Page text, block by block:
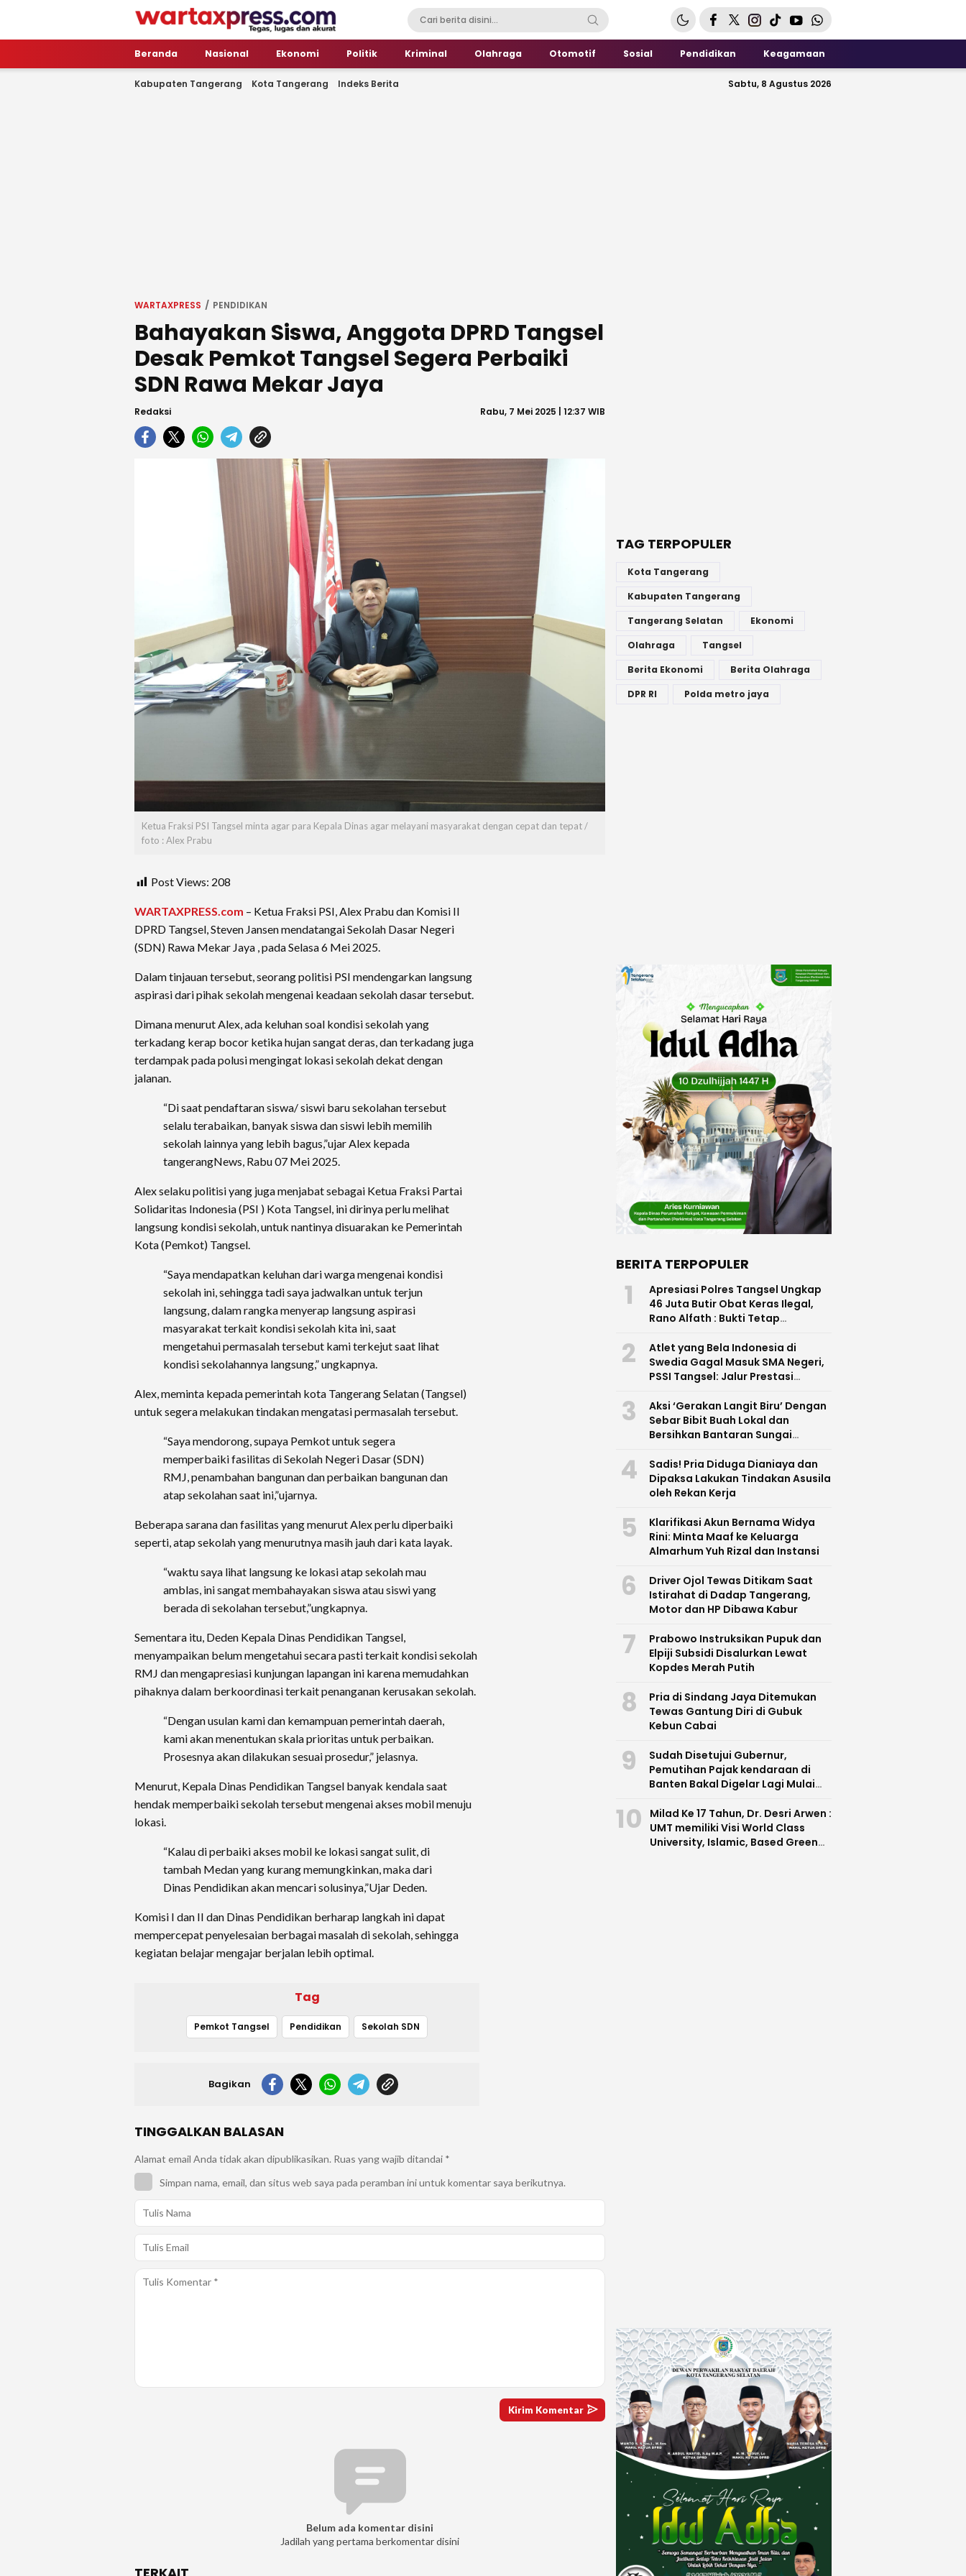
WartaXpress
Tegas, Lugas dan Akurat
Beranda Nasional Ekonomi Politik Kriminal Olahraga Otomotif Sosial Pendidikan Keagamaan
Kabupaten Tangerang Kota Tangerang Indeks Berita Sabtu, 8 Agustus 2026
WARTAXPRESS PENDIDIKAN
Bahayakan Siswa, Anggota DPRD Tangsel
Desak Pemkot Tangsel Segera Perbaiki
SDN Rawa Mekar Jaya
Redaksi Rabu, 7 Mei 2025 | 12:37 WIB
Ketua Fraksi PSI Tangsel minta agar para Kepala Dinas agar melayani masyarakat dengan cepat dan tepat /
foto : Alex Prabu
Post Views: 208
WARTAXPRESS.com – Ketua Fraksi PSI, Alex Prabu dan Komisi II
DPRD Tangsel, Steven Jansen mendatangai Sekolah Dasar Negeri
(SDN) Rawa Mekar Jaya , pada Selasa 6 Mei 2025.
Dalam tinjauan tersebut, seorang politisi PSI mendengarkan langsung
aspirasi dari pihak sekolah mengenai keadaan sekolah dasar tersebut.
Dimana menurut Alex, ada keluhan soal kondisi sekolah yang
terkadang kerap bocor ketika hujan sangat deras, dan terkadang juga
terdampak pada polusi mengingat lokasi sekolah dekat dengan
jalanan.
“Di saat pendaftaran siswa/ siswi baru sekolahan tersebut
selalu terabaikan, banyak siswa dan siswi lebih memilih
sekolah lainnya yang lebih bagus,”ujar Alex kepada
tangerangNews, Rabu 07 Mei 2025.
Alex selaku politisi yang juga menjabat sebagai Ketua Fraksi Partai
Solidaritas Indonesia (PSI ) Kota Tangsel, ini dirinya perlu melihat
langsung kondisi sekolah, untuk nantinya disuarakan ke Pemerintah
Kota (Pemkot) Tangsel.
“Saya mendapatkan keluhan dari warga mengenai kondisi
sekolah ini, sehingga tadi saya jadwalkan untuk terjun
langsung, dalam rangka menyerap langsung aspirasi
masyarakat terkait kondisi sekolah kita ini, saat
mengetahui permasalah tersebut kami terkejut saat lihat
kondisi sekolahannya langsung,” ungkapnya.
Alex, meminta kepada pemerintah kota Tangerang Selatan (Tangsel)
untuk segera melakukan tindakan mengatasi permasalah tersebut.
“Saya mendorong, supaya Pemkot untuk segera
memperbaiki fasilitas di Sekolah Negeri Dasar (SDN)
RMJ, penambahan bangunan dan perbaikan bangunan dan
atap sekolahan saat ini,”ujarnya.
Beberapa sarana dan fasilitas yang menurut Alex perlu diperbaiki
seperti, atap sekolah yang menurutnya masih jauh dari kata layak.
“waktu saya lihat langsung ke lokasi atap sekolah mau
amblas, ini sangat membahayakan siswa atau siswi yang
berada di sekolahan tersebut,”ungkapnya.
Sementara itu, Deden Kepala Dinas Pendidikan Tangsel,
menyampaikan belum mengetahui secara pasti terkait kondisi sekolah
RMJ dan mengapresiasi kunjungan lapangan ini karena memudahkan
pihaknya dalam berkoordinasi terkait penanganan kerusakan sekolah.
“Dengan usulan kami dan kemampuan pemerintah daerah,
kami akan menentukan skala prioritas untuk perbaikan.
Prosesnya akan dilakukan sesuai prosedur,” jelasnya.
Menurut, Kepala Dinas Pendidikan Tangsel banyak kendala saat
hendak memperbaiki sekolah tersebut mengenai akses mobil menuju
lokasi.
“Kalau di perbaiki akses mobil ke lokasi sangat sulit, di
tambah Medan yang kurang memungkinkan, maka dari
Dinas Pendidikan akan mencari solusinya,”Ujar Deden.
Komisi I dan II dan Dinas Pendidikan berharap langkah ini dapat
mempercepat penyelesaian berbagai masalah di sekolah, sehingga
kegiatan belajar mengajar berjalan lebih optimal.
Tag
Pemkot Tangsel Pendidikan Sekolah SDN
Bagikan
TINGGALKAN BALASAN
Alamat email Anda tidak akan dipublikasikan. Ruas yang wajib ditandai *
Simpan nama, email, dan situs web saya pada peramban ini untuk komentar saya berikutnya.
Belum ada komentar disini
Jadilah yang pertama berkomentar disini
TAG TERPOPULER
Kota Tangerang
Kabupaten Tangerang
Tangerang Selatan
Ekonomi
Olahraga
Tangsel
Berita Ekonomi
Berita Olahraga
DPR RI
Polda metro jaya
BERITA TERPOPULER
1
Apresiasi Polres Tangsel Ungkap
46 Juta Butir Obat Keras Ilegal,
Rano Alfath : Bukti Tetap
2
Atlet yang Bela Indonesia di
Swedia Gagal Masuk SMA Negeri,
PSSI Tangsel: Jalur Prestasi
3
Aksi ‘Gerakan Langit Biru’ Dengan
Sebar Bibit Buah Lokal dan
Bersihkan Bantaran Sungai
4
Sadis! Pria Diduga Dianiaya dan
Dipaksa Lakukan Tindakan Asusila
oleh Rekan Kerja
5
Klarifikasi Akun Bernama Widya
Rini: Minta Maaf ke Keluarga
Almarhum Yuh Rizal dan Instansi
6
Driver Ojol Tewas Ditikam Saat
Istirahat di Dadap Tangerang,
Motor dan HP Dibawa Kabur
7
Prabowo Instruksikan Pupuk dan
Elpiji Subsidi Disalurkan Lewat
Kopdes Merah Putih
8
Pria di Sindang Jaya Ditemukan
Tewas Gantung Diri di Gubuk
Kebun Cabai
9
Sudah Disetujui Gubernur,
Pemutihan Pajak kendaraan di
Banten Bakal Digelar Lagi Mulai
10
Milad Ke 17 Tahun, Dr. Desri Arwen :
UMT memiliki Visi World Class
University, Islamic, Based Green